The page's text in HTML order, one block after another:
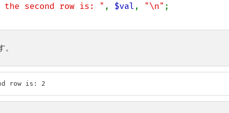
second row is: " , $val, "\n"
row is: 2